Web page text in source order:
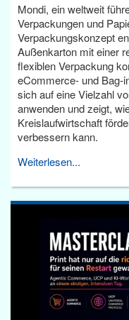
Mondi, ein weltweit
Verpackungen und
Verpackungskonzept
Außenkarton mit einer
flexiblen Verpackung
eCommerce- und Bag-
sich auf eine Vielzahl
anwenden und zeigt,
Kreislaufwirtschaft
verbessern kann.
Weiterlesen...